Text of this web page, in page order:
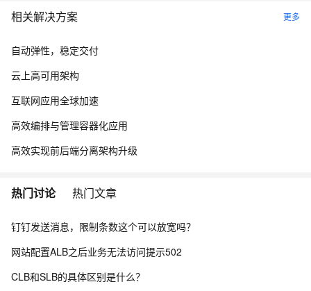
相关解决方案 更多
自动弹性，稳定交付
云上高可用架构
互联网应用全球加速
高效编排与管理容器化应用
高效实现前后端分离架构升级
热门讨论 热门文章
钉钉发送消息，限制条数这个可以放宽吗？
网站配置ALB之后业务无法访问提示502
CLB和SLB的具体区别是什么？